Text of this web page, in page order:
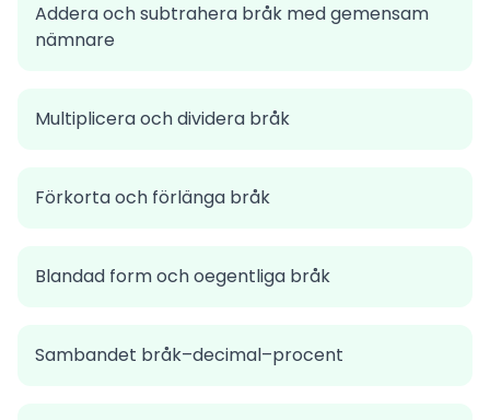
Addera och subtrahera bråk med gemensam
nämnare
Multiplicera och dividera bråk
Förkorta och förlänga bråk
Blandad form och oegentliga bråk
Sambandet bråk–decimal–procent